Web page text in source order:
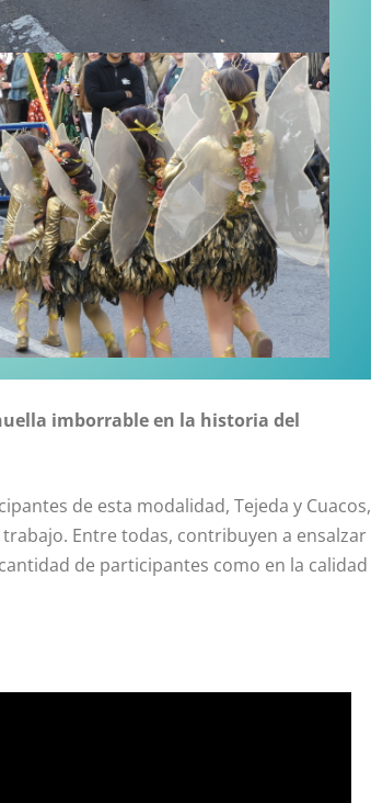
imborrable en la historia del
de esta modalidad, Tejeda y Cuacos,
Entre todas, contribuyen a ensalzar
de participantes como en la calidad